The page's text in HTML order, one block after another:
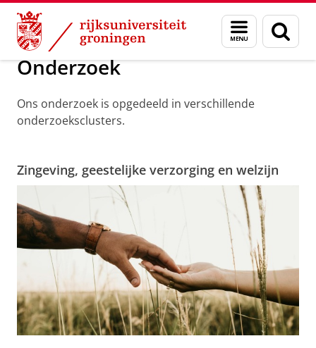
Skip
Content
Skip
Navigation
Menu
en
zoeken
Onderzoek Onderzoek
Onderzoek
Ons onderzoek is opgedeeld in verschillende
onderzoeksclusters.
Zingeving, geestelijke verzorging en welzijn